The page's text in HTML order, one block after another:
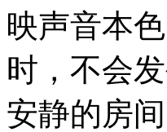
映声音本
时，不会
安静的房